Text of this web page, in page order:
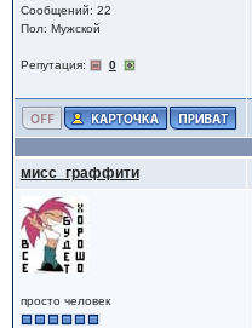
Сообщений: 22
Пол: Мужской
Репутация: 0
мисс_граффити
просто человек